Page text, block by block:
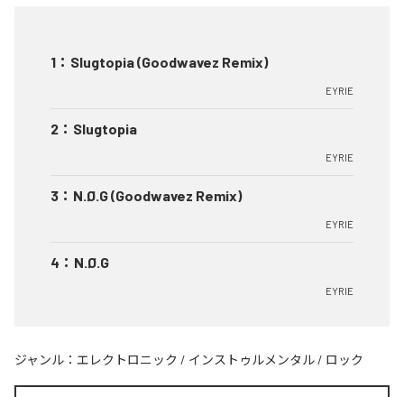
1 ： Slugtopia (Goodwavez Remix)
EYRIE
2 ： Slugtopia
EYRIE
3 ： N.Ø.G (Goodwavez Remix)
EYRIE
4 ： N.Ø.G
EYRIE
ジャンル： エレクトロニック / インストゥルメンタル / ロック